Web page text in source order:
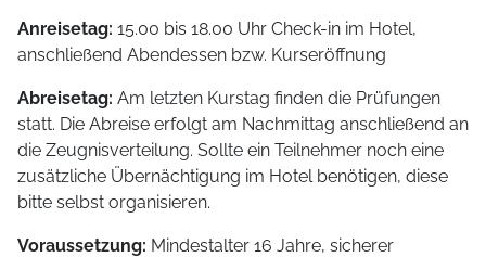
Anreisetag: 15.00 bis 18.00 Uhr Check-in im Hotel,
anschließend Abendessen bzw. Kurseröffnung
Abreisetag: Am letzten Kurstag finden die Prüfungen
statt. Die Abreise erfolgt am Nachmittag anschließend an
die Zeugnisverteilung. Sollte ein Teilnehmer noch eine
zusätzliche Übernächtigung im Hotel benötigen, diese
bitte selbst organisieren.
Voraussetzung: Mindestalter 16 Jahre, sicherer